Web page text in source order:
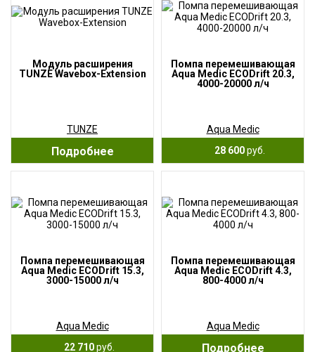
Модуль расширения
TUNZE Wavebox-Extension
TUNZE
Подробнее
Помпа перемешивающая
Aqua Medic ECODrift 20.3,
4000-20000 л/ч
Aqua Medic
28 600руб.
Помпа перемешивающая
Aqua Medic ECODrift 15.3,
3000-15000 л/ч
Aqua Medic
22 710руб.
Помпа перемешивающая
Aqua Medic ECODrift 4.3,
800-4000 л/ч
Aqua Medic
Подробнее